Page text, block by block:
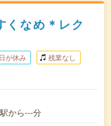
くなめ＊レク
が休み 残業なし
から---分